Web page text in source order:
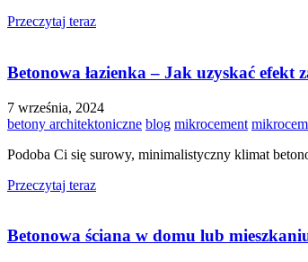
Przeczytaj teraz
Betonowa łazienka – Jak uzyskać efekt
7 września, 2024
betony architektoniczne blog mikrocement
Podoba Ci się surowy, minimalistyczny klimat
Przeczytaj teraz
Betonowa ściana w domu lub